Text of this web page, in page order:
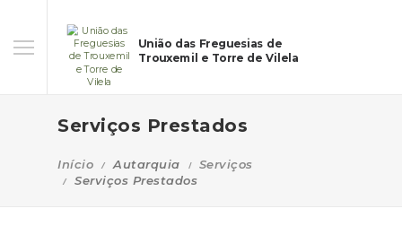
União das Freguesias de
Trouxemil e Torre de Vilela
Serviços Prestados
Início Autarquia
Serviços
Serviços Prestados